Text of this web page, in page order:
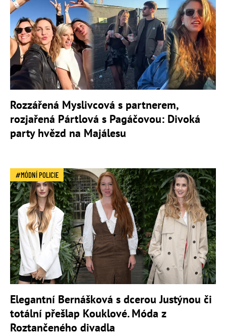
Rozzářená Myslivcová s partnerem,
rozjařená Pártlová s Pagáčovou: Divoká
party hvězd na Majálesu
MÓDNÍ POLICIE
Elegantní Bernášková s dcerou Justýnou či
totální přešlap Kouklové. Móda z
Roztančeného divadla